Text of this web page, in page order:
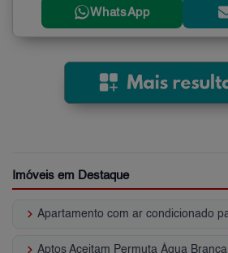
WhatsApp
Imóveis em Destaque
keyboard_arrow_right
Aptos Aceitam Permuta Água Branca